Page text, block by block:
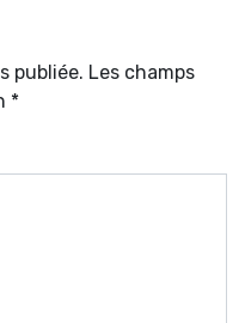
publiée. Les champs
*